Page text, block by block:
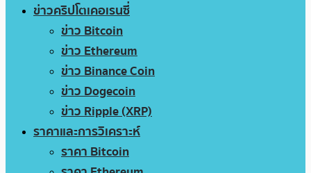
ข่าวคริปโตเคอเรนซี่
ข่าว Bitcoin
ข่าว Ethereum
ข่าว Binance Coin
ข่าว Dogecoin
ข่าว Ripple (XRP)
ราคาและการวิเคราะห์
ราคา Bitcoin